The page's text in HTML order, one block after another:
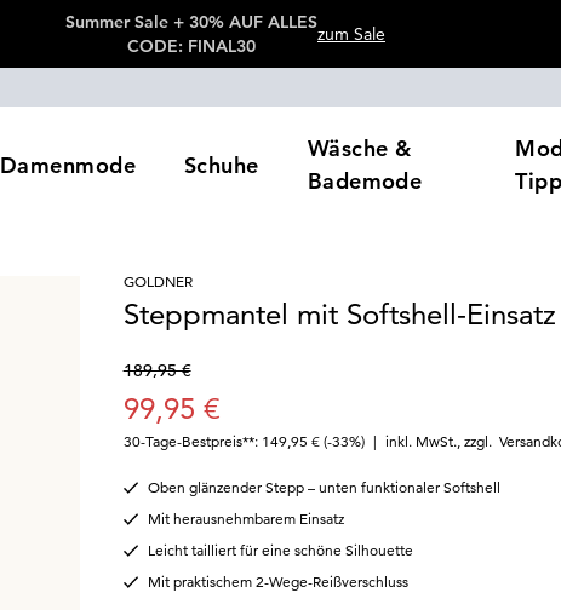
Summer Sale + 30% AUF ALLES
CODE: FINAL30
zum Sale
Damenmode Schuhe
Wäsche &
Bademode
GOLDNER
Steppmantel mit Softshell-Einsatz
189,95 €
99,95 €
30-Tage-Bestpreis**: 149,95 € (-33%) | inkl. MwSt., zzgl.
Oben glänzender Stepp – unten funktionaler Softshell
Mit herausnehmbarem Einsatz
Leicht tailliert für eine schöne Silhouette
Mit praktischem 2-Wege-Reißverschluss